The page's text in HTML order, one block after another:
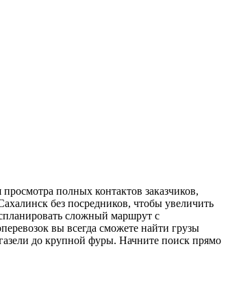
полных контактов заказчиков,
без посредников, чтобы увеличить
сложный маршрут с
вы всегда сможете найти грузы
до крупной фуры. Начните поиск прямо